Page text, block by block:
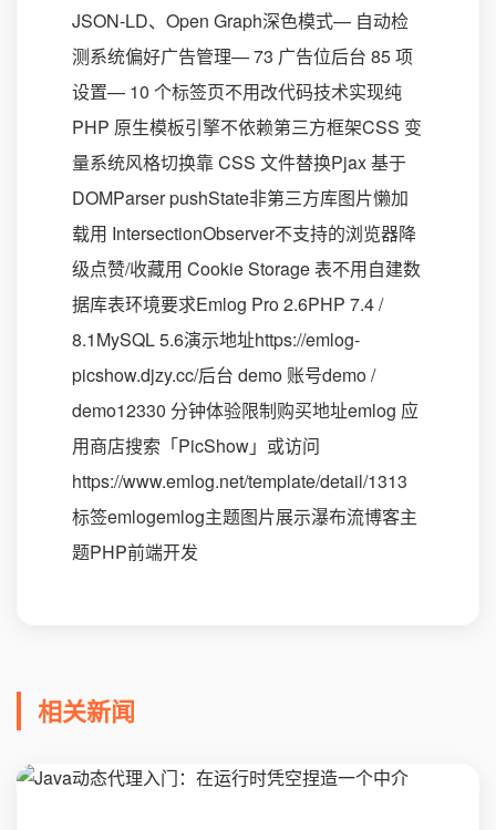
JSON-LD、Open Graph深色模式— 自动检
测系统偏好广告管理— 73 广告位后台 85 项
设置— 10 个标签页不用改代码技术实现纯
PHP 原生模板引擎不依赖第三方框架CSS 变
量系统风格切换靠 CSS 文件替换Pjax 基于
DOMParser pushState非第三方库图片懒加
载用 IntersectionObserver不支持的浏览器降
级点赞/收藏用 Cookie Storage 表不用自建数
据库表环境要求Emlog Pro 2.6PHP 7.4 /
8.1MySQL 5.6演示地址https://emlog-
picshow.djzy.cc/后台 demo 账号demo /
demo12330 分钟体验限制购买地址emlog 应
用商店搜索「PicShow」或访问
https://www.emlog.net/template/detail/1313
标签emlogemlog主题图片展示瀑布流博客主
题PHP前端开发
相关新闻